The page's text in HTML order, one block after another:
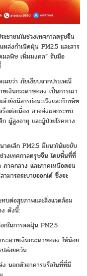
ชาชนในช่วงเทศกาลตรุษจีน
หล่งกำเนิดฝุ่น PM2.5 และสาร
มลพิษ เพิ่มมงคล” รับมือ
ยว่า ภัยเงียบจากประเพณี
เงินกระดาษทอง เป็นการเผา
วยังมีสารก่อมะเร็งและก๊าซพิษ
อต่อเนื่อง อาจส่งผลกระทบ
ก ผู้สูงอายุ และผู้ป่วยโรคทาง
าดเล็ก PM2.5 มีแนวโน้มขยับ
วงเทศกาลตรุษจีน โดยพื้นที่ที่
าคกลาง และภาคเหนือตอน
มารถระบายออกได้ ซึ่งจะ
บต่อสุขภาพและสิ่งแวดล้อม
ง ดังนี้:
กในการลดฝุ่น PM2.5
ะดาษเงินกระดาษทอง ให้น้อย
ปล่อยควัน
ง นอกตัวอาคารหรือในที่ที่มี